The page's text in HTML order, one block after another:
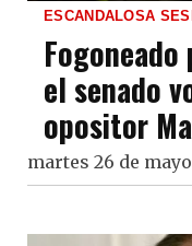
ESCANDALOSA
Fogoneado
el senado
opositor
martes 26 de